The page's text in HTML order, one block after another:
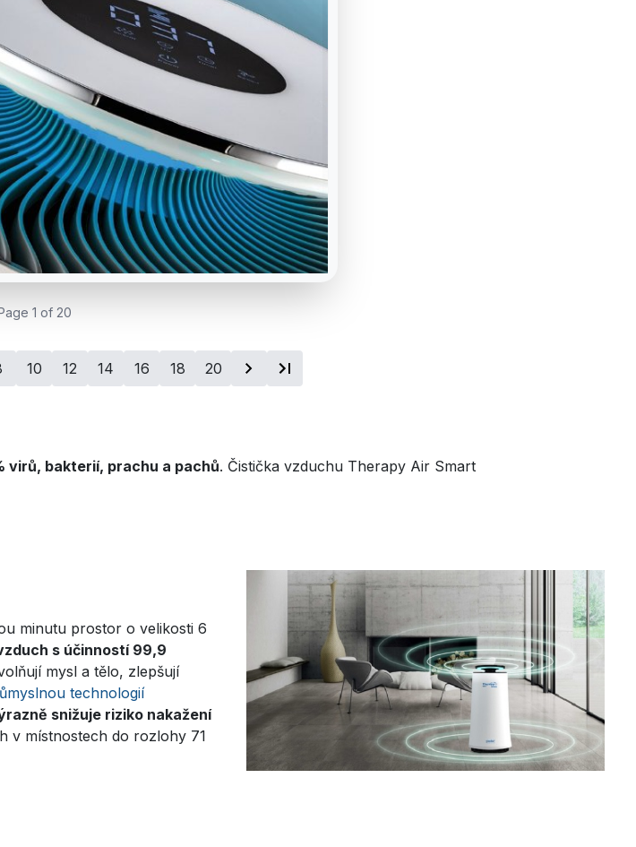
1 of 20
10 12 14 16 18 20
virů, bakterií, prachu a pachů. Čistička vzduchu Therapy Air Smart
minutu prostor o velikosti 6
s účinností 99,9
mysl a tělo, zlepšují
technologií
snižuje riziko nakažení
v místnostech do rozlohy 71